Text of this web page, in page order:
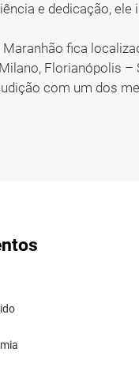
e dedicação,
fica
Florianópolis –
com um dos